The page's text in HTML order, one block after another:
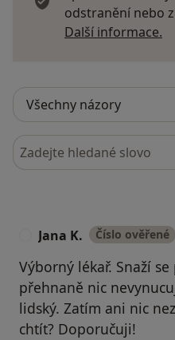
odstranění nebo
Další informace.
Hledejte v názorech
Jana K. Číslo ověřené
Výborný lékař. Snaží
přehnaně nic
lidský. Zatím ani nic
chtít? Doporučuji!